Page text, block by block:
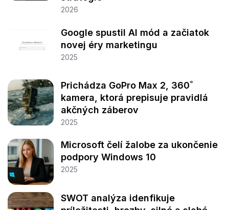
2026
Google spustil AI mód a začiatok
novej éry marketingu
2025
Prichádza GoPro Max 2, 360˚
kamera, ktorá prepisuje pravidlá
akčných záberov
2025
Microsoft čelí žalobe za ukončenie
podpory Windows 10
2025
SWOT analýza idenfikuje